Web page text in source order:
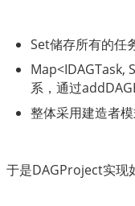
Set储存所有的任
Map<IDAGTask,
系，通过
整体采用建造者
于是DAGProject实现